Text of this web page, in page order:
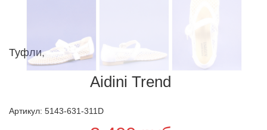
Туфли,
Aidini Trend
Артикул: 5143-631-311D